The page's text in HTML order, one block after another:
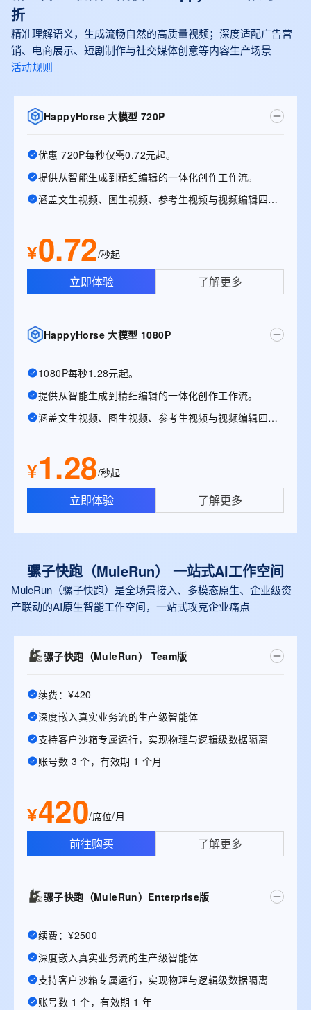
折
精准理解语义，生成流畅自然的高质量视频；深度适配广告营
销、电商展示、短剧制作与社交媒体创意等内容生产场景
活动规则
HappyHorse 大模型 720P
优惠 720P每秒仅需0.72元起。
提供从智能生成到精细编辑的一体化创作工作流。
涵盖文生视频、图生视频、参考生视频与视频编辑四大能力
¥0.72/秒起
立即体验 了解更多
HappyHorse 大模型 1080P
1080P每秒1.28元起。
提供从智能生成到精细编辑的一体化创作工作流。
涵盖文生视频、图生视频、参考生视频与视频编辑四大能力。
¥1.28/秒起
立即体验 了解更多
骡子快跑（MuleRun） 一站式Al工作空间
MuleRun（骡子快跑）是全场景接入、多模态原生、企业级资
产联动的AI原生智能工作空间，一站式攻克企业痛点
骡子快跑（MuleRun） Team版
续费：¥420
深度嵌入真实业务流的生产级智能体
支持客户沙箱专属运行，实现物理与逻辑级数据隔离
账号数 3 个，有效期 1 个月
¥420/席位/月
前往购买 了解更多
骡子快跑（MuleRun）Enterprise版
续费：¥2500
深度嵌入真实业务流的生产级智能体
支持客户沙箱专属运行，实现物理与逻辑级数据隔离
账号数 1 个，有效期 1 年